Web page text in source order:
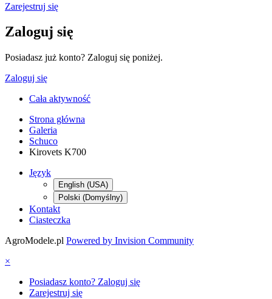
Zarejestruj się
Zaloguj się
Posiadasz już konto? Zaloguj się poniżej.
Zaloguj się
Cała aktywność
Strona główna
Galeria
Schuco
Kirovets K700
Język
English (USA)
Polski (Domyślny)
Kontakt
Ciasteczka
AgroModele.pl Powered by Invision Community
×
Posiadasz konto? Zaloguj się
Zarejestruj się